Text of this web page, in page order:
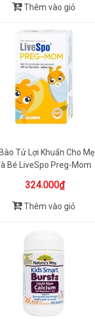
Thêm vào giỏ
Tử Lợi Khuẩn Cho Mẹ
Bé LiveSpo Preg-Mom
324.000₫
Thêm vào giỏ